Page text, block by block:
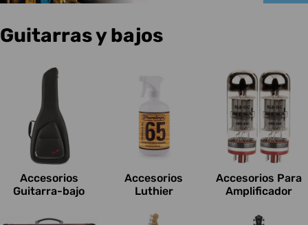
C
Guitarras y bajos
Accesorios
Guitarra-bajo
Accesorios
Luthier
Accesorios Para
Amplificador